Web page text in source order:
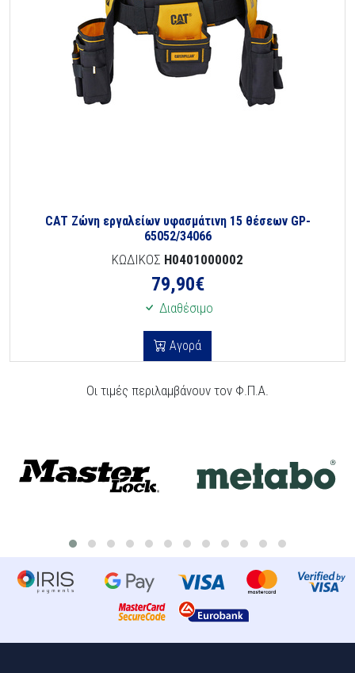
CAT Ζώνη εργαλείων υφασμάτινη 15 θέσεων GP-
65052/34066
ΚΩΔΙΚΟΣ H0401000002
79,90€
Διαθέσιμο
Αγορά
Οι τιμές περιλαμβάνουν τον Φ.Π.Α.